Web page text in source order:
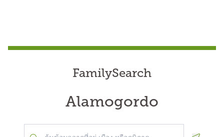
FamilySearch
Alamogordo